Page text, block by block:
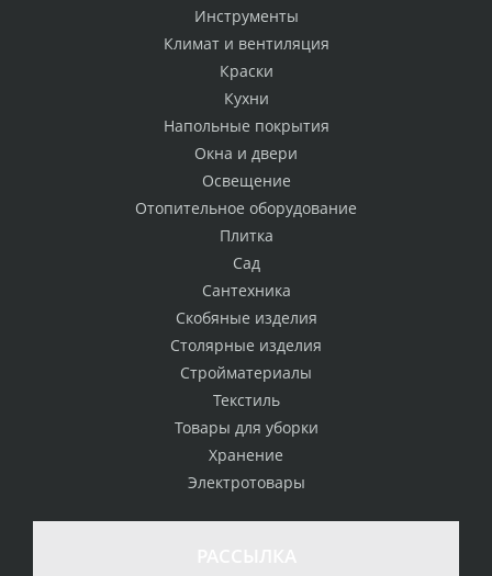
Инструменты
Климат и вентиляция
Краски
Кухни
Напольные покрытия
Окна и двери
Освещение
Отопительное оборудование
Плитка
Сад
Сантехника
Скобяные изделия
Столярные изделия
Стройматериалы
Текстиль
Товары для уборки
Хранение
Электротовары